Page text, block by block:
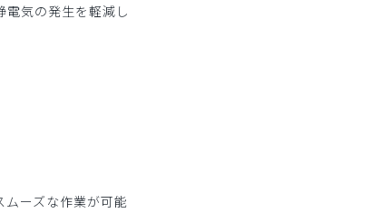
気の発生を軽減し
ーズな作業が可能